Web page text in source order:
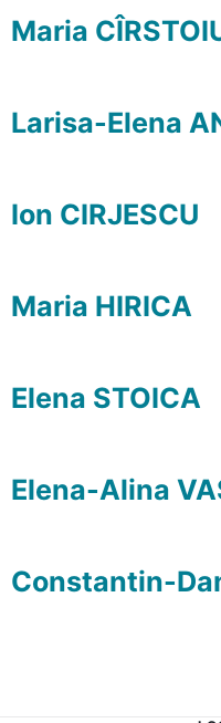
Maria
Larisa-Elena
Ion CIRJESCU
Maria HIRICA
Elena STOICA
Elena-Alina
Constantin-